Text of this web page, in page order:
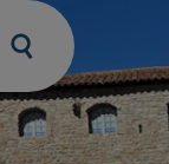
Moteur de